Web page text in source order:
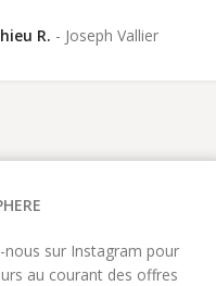
R. Joseph Vallier
nous sur Instagram pour
au courant des offres